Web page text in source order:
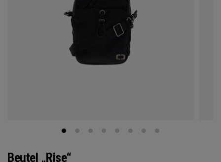
Beutel „Rise“